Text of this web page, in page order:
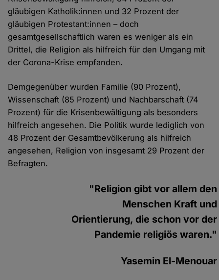
gläubigen Katholik:innen und 32 Prozent der
gläubigen Protestant:innen – doch
gesamtgesellschaftlich waren es weniger als ein
Drittel, die Religion als hilfreich für den Umgang mit
der Corona-Krise empfanden.
Demgegenüber wurden Familie (90 Prozent),
Wissenschaft (85 Prozent) und Nachbarschaft (74
Prozent) für die Krisenbewältigung als besonders
hilfreich angesehen. Die Politik wurde lediglich von
48 Prozent der Gesamtbevölkerung als hilfreich
angesehen, Religion von insgesamt 29 Prozent der
Befragten.
"Religion gibt vor allem den
Menschen Kraft und
Orientierung, die schon vor der
Pandemie religiös waren."
Yasemin El-Menouar